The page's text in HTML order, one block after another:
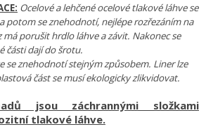
Ocelové a lehčené ocelové tlakové láhve se
potom se znehodnotí, nejlépe rozřezáním na
má porušit hrdlo láhve a závit. Nakonec se
části dají do šrotu.
se znehodnotí stejným způsobem. Liner lze
část se musí ekologicky zlikvidovat.
jsou záchrannými složkami
tlakové láhve.